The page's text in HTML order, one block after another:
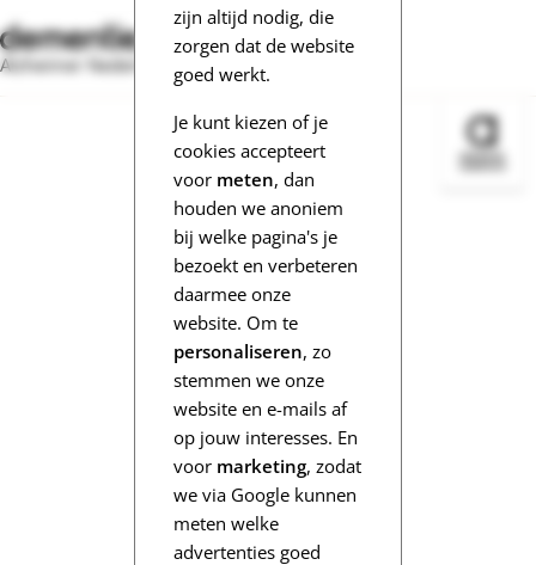
zijn altijd nodig, die
zorgen dat de website
goed werkt.
Je kunt kiezen of je
cookies accepteert
voor meten, dan
houden we anoniem
bij welke pagina's je
bezoekt en verbeteren
daarmee onze
website. Om te
personaliseren, zo
stemmen we onze
website en e-mails af
op jouw interesses. En
voor marketing, zodat
we via Google kunnen
meten welke
advertenties goed
Alzheimer Nederland